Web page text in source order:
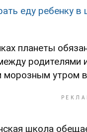
еду ребенку
планеты
родителями
морозным утром
школа